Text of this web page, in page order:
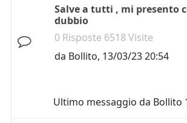
Salve a tutti , mi presento
dubbio
0 Risposte 6518 Visite
da Bollito, 13/03/23 20:54
Ultimo messaggio da Bollito